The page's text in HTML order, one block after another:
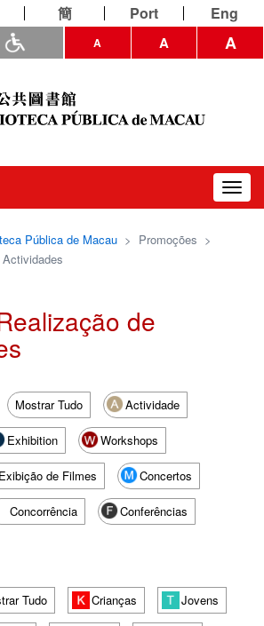
簡 Port Eng
A A A
Pública de Macau > Promoções >
de
Mostrar Tudo Actividade
Exhibition Workshops
Exibição de Filmes Concertos
Concorrência Conferências
Tudo Crianças Jovens